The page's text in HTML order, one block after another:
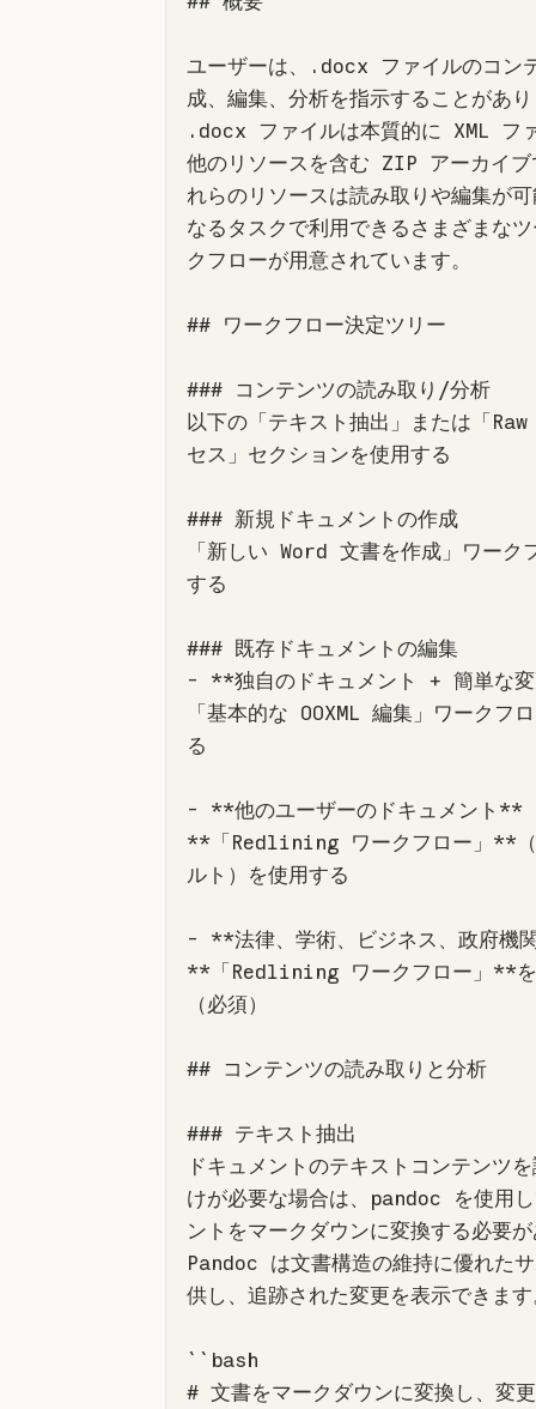
ユーザーは、.docx ファイルのコン
成、編集、分析を指示することがあ
.docx ファイルは本質的に XML フ
他のリソースを含む ZIP アーカイブ
れらのリソースは読み取りや編集が
なるタスクで利用できるさまざまな
### コンテンツの読み取り/分析
以下の「テキスト抽出」または「
### 新規ドキュメントの作成
「新しい Word 文書を作成」ワーク
### 既存ドキュメントの編集
「基本的な OOXML 編集」ワークフ
- **他のユーザーのドキュメント**
**「Redlining ワークフロー」**（
**「Redlining ワークフロー」**を
## コンテンツの読み取りと分析
ドキュメントのテキストコンテンツ
けが必要な場合は、pandoc を使用
ントをマークダウンに変換する必要
Pandoc は文書構造の維持に優れた
``